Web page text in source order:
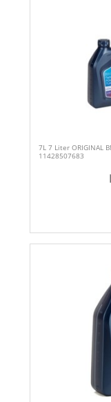
7L 7 Liter ORIGINAL
11428507683